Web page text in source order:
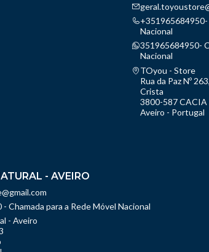
+351965684950-
Nacional
351965684950-
Nacional
TOyou - Store
Rua da Paz Nº
Crista
3800-587 CACIA
Aveiro - Portugal
- AVEIRO
Chamada para a Rede Móvel Nacional
- Aveiro